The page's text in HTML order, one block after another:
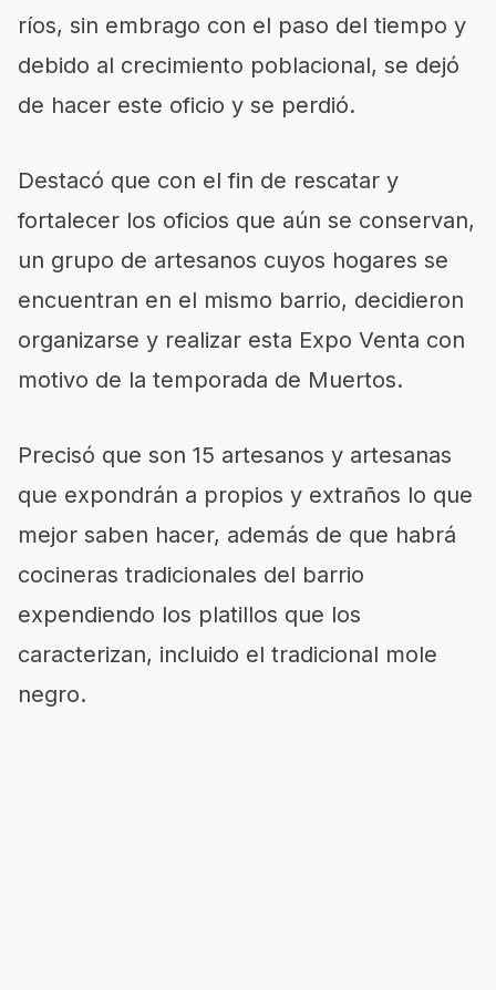
ríos, sin embrago con el paso del tiempo y
debido al crecimiento poblacional, se dejó
de hacer este oficio y se perdió.
Destacó que con el fin de rescatar y
fortalecer los oficios que aún se conservan,
un grupo de artesanos cuyos hogares se
encuentran en el mismo barrio, decidieron
organizarse y realizar esta Expo Venta con
motivo de la temporada de Muertos.
Precisó que son 15 artesanos y artesanas
que expondrán a propios y extraños lo que
mejor saben hacer, además de que habrá
cocineras tradicionales del barrio
expendiendo los platillos que los
caracterizan, incluido el tradicional mole
negro.